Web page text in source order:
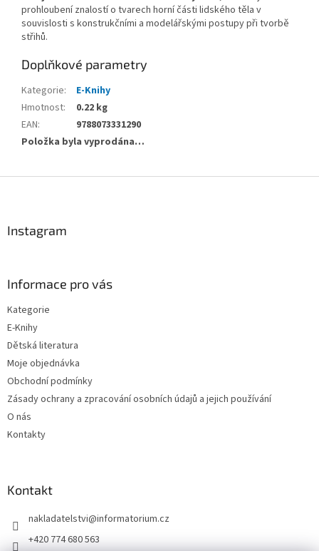
prohloubení znalostí o tvarech horní části lidského těla v
souvislosti s konstrukčními a modelářskými postupy při tvorbě
střihů.
Doplňkové parametry
Kategorie:
E-Knihy
Hmotnost:
0.22 kg
EAN:
9788073331290
Položka byla vyprodána…
Instagram
Informace pro vás
Kategorie
E-Knihy
Dětská literatura
Moje objednávka
Obchodní podmínky
Zásady ochrany a zpracování osobních údajů a jejich používání
O nás
Kontakty
Kontakt
nakladatelstvi@informatorium.cz
+420 774 680 563